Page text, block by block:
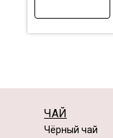
ЧАЙ
Чёрный чай